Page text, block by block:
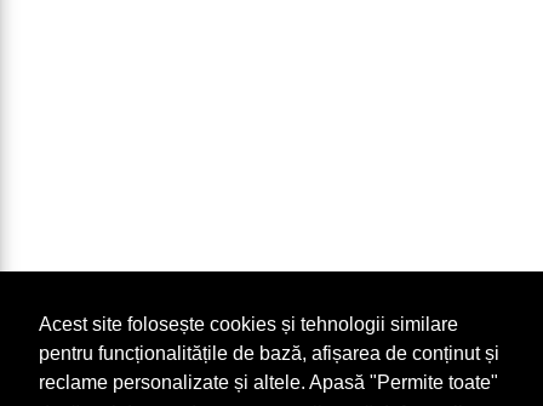
Acest site folosește cookies și tehnologii similare
pentru funcționalitățile de bază, afișarea de conținut și
reclame personalizate și altele. Apasă "Permite toate"